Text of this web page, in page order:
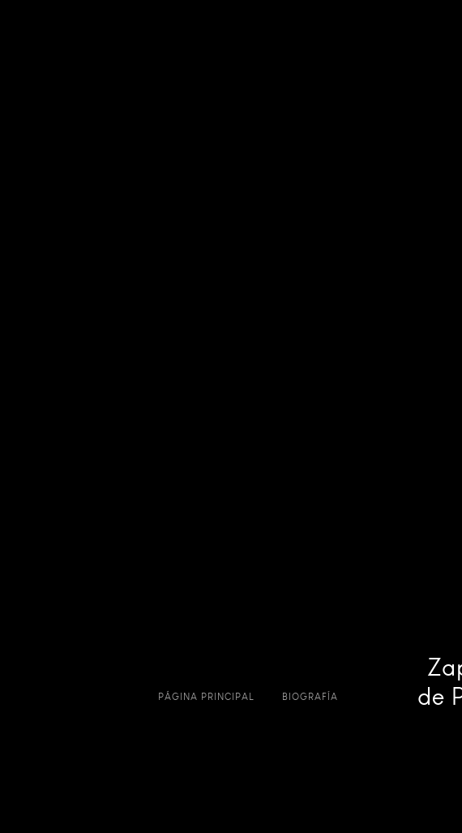
PÁGINA PRINCIPAL BIOGRAFÍA
de